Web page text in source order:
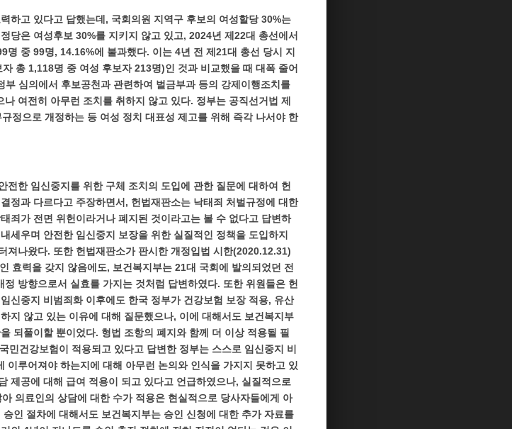
하고 있다고 답했는데, 국회의원 지역구 후보의 여성할당 30%는
당은 여성후보 30%를 지키지 않고 있고, 2024년 제22대 총선에서
명 중 99명, 14.16%에 불과했다. 이는 4년 전 제21대 총선 당시 지
총 1,118명 중 여성 후보자 213명)인 것과 비교했을 때 대폭 줄어
심의에서 후보공천과 관련하여 벌금부과 등의 강제이행조치를
여전히 아무런 조치를 취하지 않고 있다. 정부는 공직선거법 제
정으로 개정하는 등 여성 정치 대표성 제고를 위해 즉각 나서야 한
전한 임신중지를 위한 구체 조치의 도입에 관한 질문에 대하여 헌
정과 다르다고 주장하면서, 헌법재판소는 낙태죄 처벌규정에 대한
죄가 전면 위헌이라거나 폐지된 것이라고는 볼 수 없다고 답변하
세우며 안전한 임신중지 보장을 위한 실질적인 정책을 도입하지
져나왔다. 또한 헌법재판소가 판시한 개정입법 시한(2020.12.31)
효력을 갖지 않음에도, 보건복지부는 21대 국회에 발의되었던 전
방향으로서 실효를 가지는 것처럼 답변하였다. 또한 위원들은 헌
신중지 비범죄화 이후에도 한국 정부가 건강보험 보장 적용, 유산
지 않고 있는 이유에 대해 질문했으나, 이에 대해서도 보건복지부
되풀이할 뿐이었다. 형법 조항의 폐지와 함께 더 이상 적용될 필
민건강보험이 적용되고 있다고 답변한 정부는 스스로 임신중지 비
이루어져야 하는지에 대해 아무런 논의와 인식을 가지지 못하고 있
제공에 대해 급여 적용이 되고 있다고 언급하였으나, 실질적으로
의료인의 상담에 대한 수가 적용은 현실적으로 당사자들에게 아
승인 절차에 대해서도 보건복지부는 승인 신청에 대한 추가 자료를